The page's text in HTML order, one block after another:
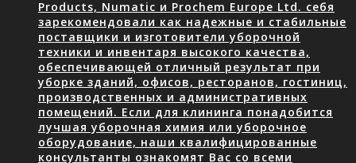
Products, Numatic и Prochem Europe Ltd. себя
зарекомендовали как надежные и стабильные
поставщики и изготовители уборочной
техники и инвентаря высокого качества,
обеспечивающей отличный результат при
уборке зданий, офисов, ресторанов, гостиниц,
производственных и административных
помещений. Если для клининга понадобится
лучшая уборочная химия или уборочное
оборудование, наши квалифицированные
консультанты ознакомят Вас со всеми